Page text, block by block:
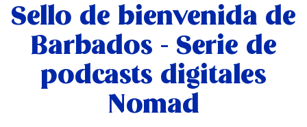
Sello de bienvenida de
Barbados - Serie de
podcasts digitales
Nomad